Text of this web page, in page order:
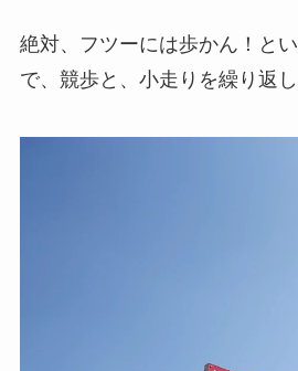
絶対、フツーには歩かん！と
で、競歩と、小走りを繰り返し